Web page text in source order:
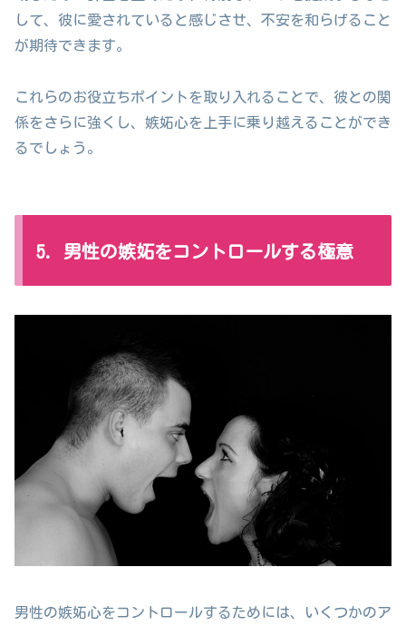
して、彼に愛されていると感じさせ、不安を和らげること
が期待できます。
これらのお役立ちポイントを取り入れることで、彼との関
係をさらに強くし、嫉妬心を上手に乗り越えることができ
るでしょう。
5. 男性の嫉妬をコントロールする極意
男性の嫉妬心をコントロールするためには、いくつかのア